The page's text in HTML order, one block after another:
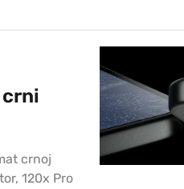
crni
crnoj
120x Pro